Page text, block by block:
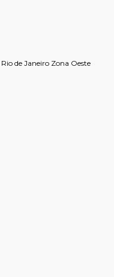
Rio de Janeiro Zona Oeste